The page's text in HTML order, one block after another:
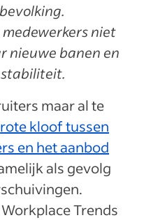
niet
nieuwe banen en
maar al te
kloof tussen
en het aanbod
als gevolg
Trends